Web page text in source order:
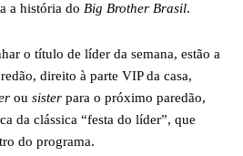
a história do Big Brother Brasil.
o título de líder da semana, estão a
direito à parte VIP da casa,
ou sister para o próximo paredão,
da clássica “festa do líder”, que
do programa.